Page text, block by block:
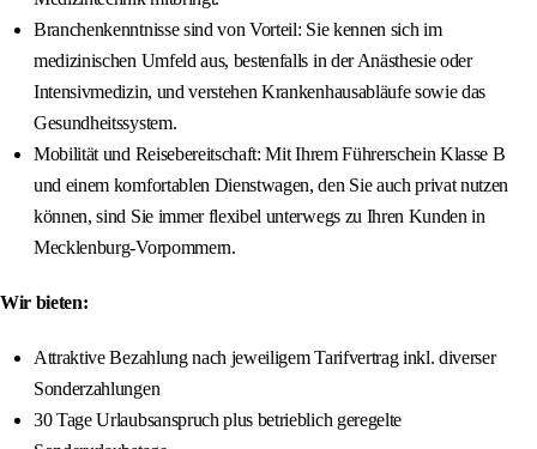
Branchenkenntnisse sind von Vorteil: Sie kennen sich im
medizinischen Umfeld aus, bestenfalls in der Anästhesie oder
Intensivmedizin, und verstehen Krankenhausabläufe sowie das
Gesundheitssystem.
Mobilität und Reisebereitschaft: Mit Ihrem Führerschein Klasse B
und einem komfortablen Dienstwagen, den Sie auch privat nutzen
können, sind Sie immer flexibel unterwegs zu Ihren Kunden in
Mecklenburg-Vorpommern.
Wir bieten:
Attraktive Bezahlung nach jeweiligem Tarifvertrag inkl. diverser
Sonderzahlungen
30 Tage Urlaubsanspruch plus betrieblich geregelte